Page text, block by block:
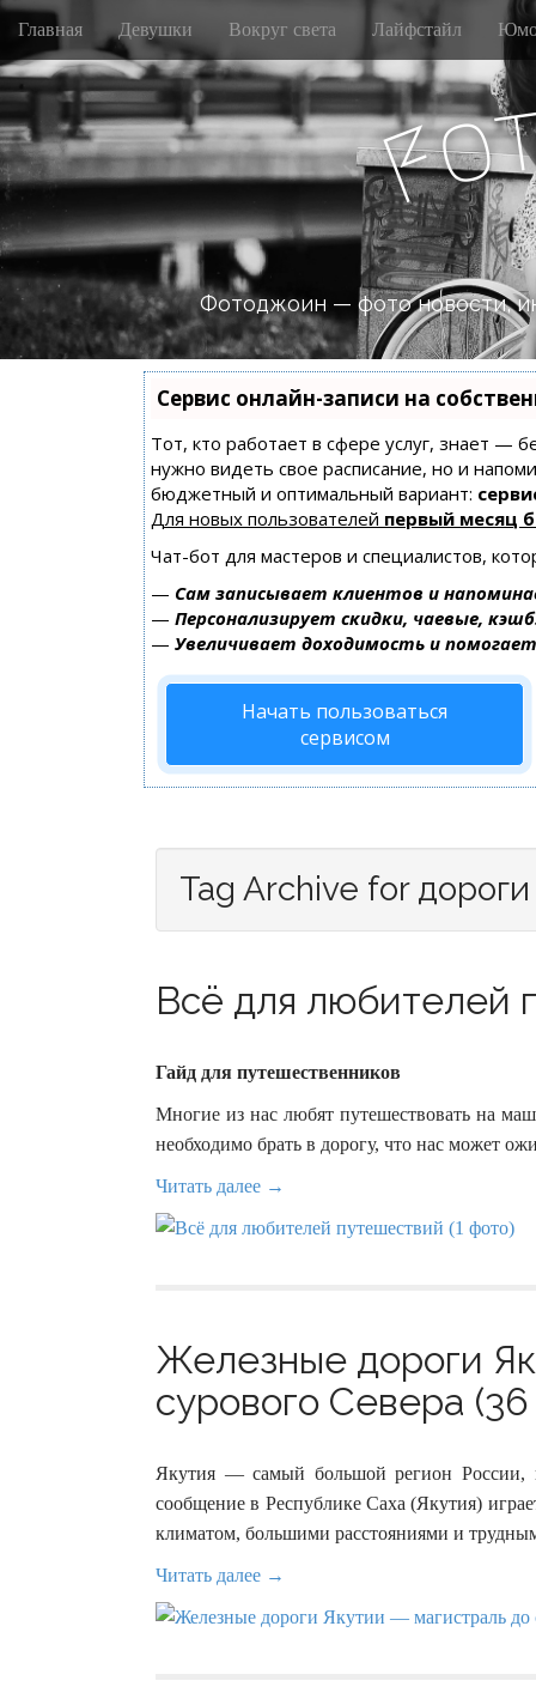
M
i
n
m
e
n
u
S
i
p
t
o
c
o
n
t
e
Главная Девушки Вокруг света Лайфстайл
Fo
Фотоджоин — фото новости,
Сервис онлайн-записи на
Тот, кто работает в сфере услуг, знает —
нужно видеть свое расписание, но и
бюджетный и оптимальный вариант:
Для новых пользователей первый месяц
Чат-бот для мастеров и специалистов,
— Сам записывает клиентов и
— Персонализирует скидки, чаевые,
— Увеличивает доходимость и
Начать пользоваться
сервисом
Tag Archive for дороги
Всё для любителей
Гайд для путешественников
Многие из нас любят путешествовать на
необходимо брать в дорогу, что нас может
Читать далее →
Железные дороги
сурового Севера
Якутия — самый большой регион России,
сообщение в Республике Саха (Якутия)
климатом, большими расстояниями и
Читать далее →